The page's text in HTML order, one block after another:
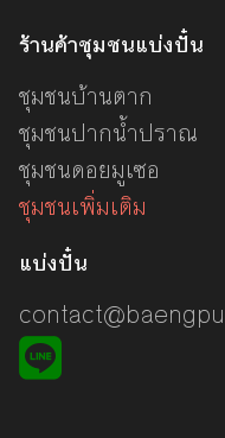
ร้านค้าชุมชนแบ่งปั๋น
ชุมชนบ้านตาก
ชุมชนปากน้ำปราณ
ชุมชนดอยมูเซอ
ชุมชนเพิ่มเติม
แบ่งปั๋น